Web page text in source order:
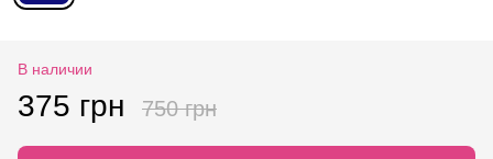
В наличии
375 грн 750 грн